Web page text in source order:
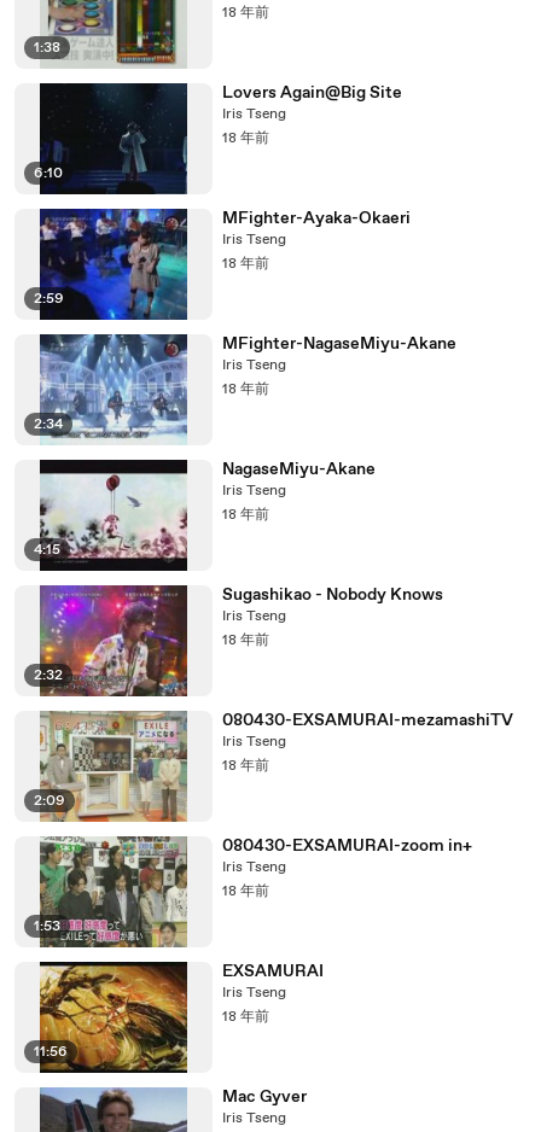
1:38
18 年前
6:10
Lovers Again@Big Site
Iris Tseng
18 年前
2:59
MFighter-Ayaka-Okaeri
Iris Tseng
18 年前
2:34
MFighter-NagaseMiyu-Akane
Iris Tseng
18 年前
4:15
NagaseMiyu-Akane
Iris Tseng
18 年前
2:32
Sugashikao - Nobody Knows
Iris Tseng
18 年前
2:09
080430-EXSAMURAI-mezamashiTV
Iris Tseng
18 年前
1:53
080430-EXSAMURAI-zoom in+
Iris Tseng
18 年前
11:56
EXSAMURAI
Iris Tseng
18 年前
Mac Gyver
Iris Tseng